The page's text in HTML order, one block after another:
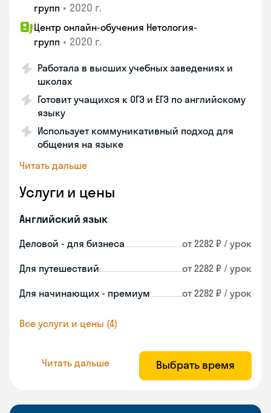
групп • 2020 г.
Центр онлайн-обучения Нетология-
групп • 2020 г.
Работала в высших учебных заведениях и
школах
Готовит учащихся к ОГЭ и ЕГЭ по английскому
языку
Использует коммуникативный подход для
общения на языке
Читать дальше
Услуги и цены
Английский язык
Деловой - для бизнеса от 2282 ₽ / урок
Для путешествий от 2282 ₽ / урок
Для начинающих - премиум от 2282 ₽ / урок
Все услуги и цены (4)
Читать дальше Выбрать время